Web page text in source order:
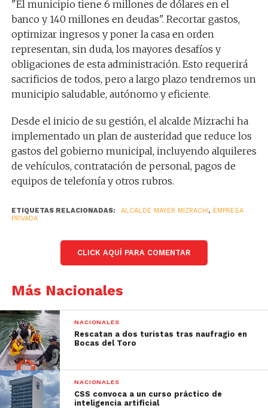
"El municipio tiene 6 millones de dólares en el
banco y 140 millones en deudas". Recortar gastos,
optimizar ingresos y poner la casa en orden
representan, sin duda, los mayores desafíos y
obligaciones de esta administración. Esto requerirá
sacrificios de todos, pero a largo plazo tendremos un
municipio saludable, autónomo y eficiente.
Desde el inicio de su gestión, el alcalde Mizrachi ha
implementado un plan de austeridad que reduce los
gastos del gobierno municipal, incluyendo alquileres
de vehículos, contratación de personal, pagos de
equipos de telefonía y otros rubros.
ETIQUETAS RELACIONADAS: ALCALDE MAYER MIZRACHI, EMPRESA
PRIVADA
CLICK AQUÍ PARA COMENTAR
Más Nacionales
NACIONALES
Rescatan a dos turistas tras naufragio en
Bocas del Toro
NACIONALES
CSS convoca a un curso práctico de
inteligencia artificial